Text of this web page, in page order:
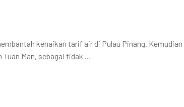
kenaikan tarif air di Pulau Pinang.
Man, sebagai tidak …